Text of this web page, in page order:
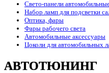
Свето-панели
Набор ламп для подсветки
Оптика, фары
Фары рабочего света
Автомобильные аксессуары
Цоколи для автомобильных
АВТОТЮНИНГ